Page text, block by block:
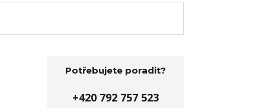
Potřebujete poradit?
+420 792 757 523